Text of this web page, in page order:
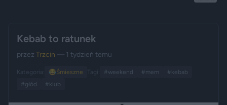
Kebab to ratunek
przez Trzcin — 1 tydzień temu
Kategoria: 😂Śmieszne Tagi: #weekend #mem
#kebab
#głód
#klub